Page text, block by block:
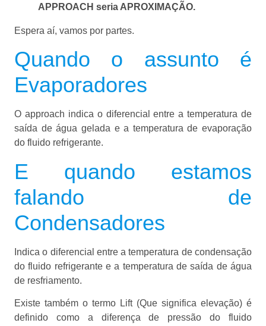
APPROACH seria APROXIMAÇÃO.
Espera aí, vamos por partes.
Quando o assunto é
Evaporadores
O approach indica o diferencial entre a temperatura de
saída de água gelada e a temperatura de evaporação
do fluido refrigerante.
E quando estamos
falando de
Condensadores
Indica o diferencial entre a temperatura de condensação
do fluido refrigerante e a temperatura de saída de água
de resfriamento.
Existe também o termo Lift (Que significa elevação) é
definido como a diferença de pressão do fluido